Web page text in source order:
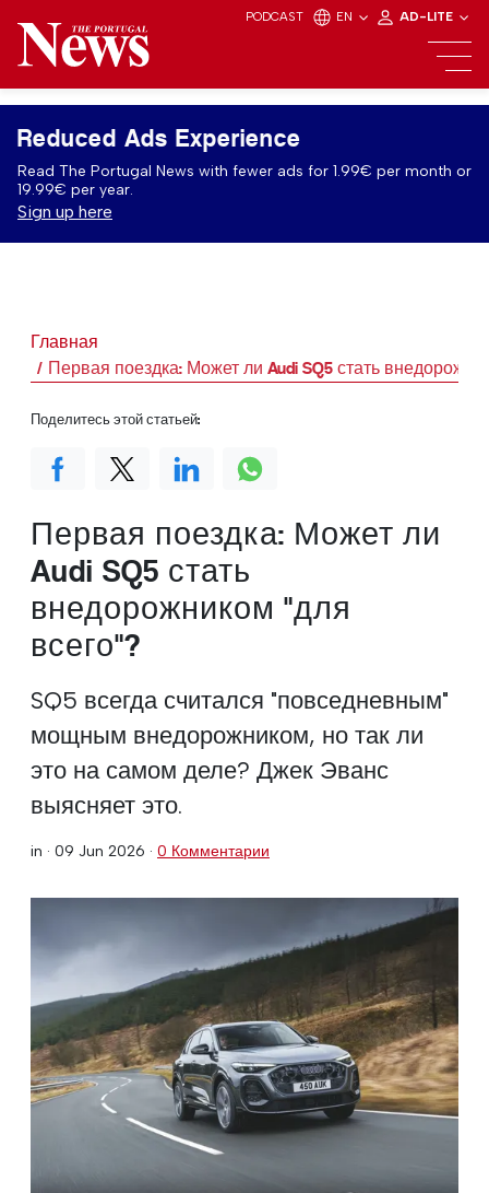
PODCAST EN AD-LITE
Reduced Ads Experience
Read The Portugal News with fewer ads for 1.99€ per month or
19.99€ per year.
Sign up here
Главная
Первая поездка: Может ли Audi SQ5 стать
Первая поездка: Может ли
Audi SQ5 стать
внедорожником "для
всего"?
SQ5 всегда считался "повседневным"
мощным внедорожником, но так ли
это на самом деле? Джек Эванс
выясняет это.
in · 09 Jun 2026 · 0 Комментарии
Поделитесь этой статьей: